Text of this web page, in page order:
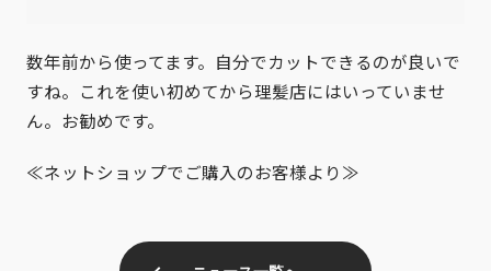
数年前から使ってます。自分でカットできるのが良いで
すね。これを使い初めてから理髪店にはいっていませ
ん。お勧めです。
≪ネットショップでご購入のお客様より≫